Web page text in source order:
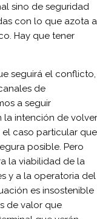
sino de seguridad
con lo que azota a
Hay que tener
seguirá el conflicto,
de
a seguir
la intención de volver
el caso particular que
posible. Pero
la viabilidad de la
y a la operatoria del
es insostenible
de valor que